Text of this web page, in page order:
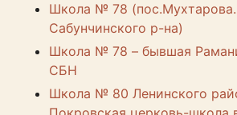
Школа № 78 (пос.Мухтарова.
Сабунчинского р-на)
Школа № 78 – бывшая
СБН
Школа № 80 Ленинского